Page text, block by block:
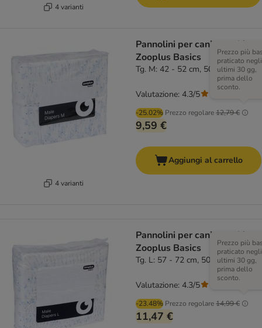
4 varianti
4 varianti
Pannolini per cani maschi
Zooplus Basics
Tg. M: 42 - 52 cm, 50 pz
-25.02% Prezzo regolare12,79 €
Prezzo più
praticato negli
ultimi 30 gg,
prima dello
sconto.
9,59 €
Valutazione: 4.3/5
Aggiungi al carrello
Pannolini per cani maschi
Zooplus Basics
Tg. L: 57 - 72 cm, 50 pz
-23.48% Prezzo regolare14,99 €
Prezzo più
praticato negli
ultimi 30 gg,
prima dello
sconto.
11,47 €
Valutazione: 4.3/5